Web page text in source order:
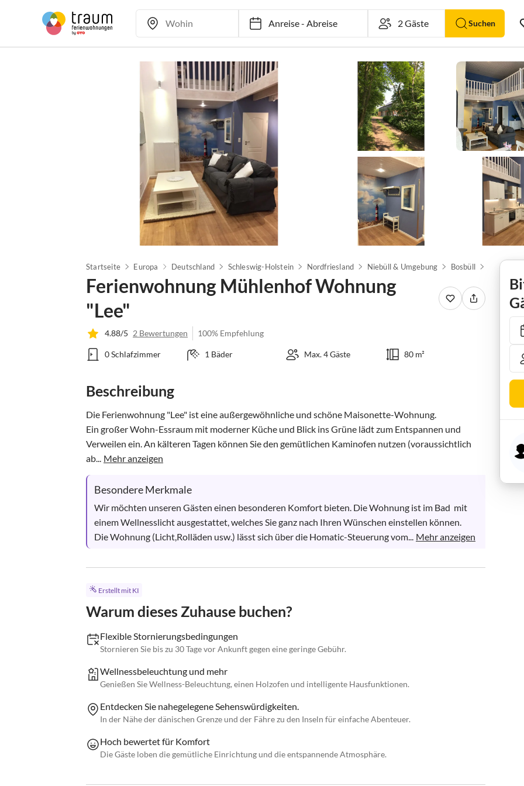
Anreise-Abreise Suchen
Startseite Europa Deutschland Schleswig-Holstein Nordfriesland Niebüll & Umgebung Bosbüll
Ferienwohnung Mühlenhof Wohnung
"Lee"
4.88/5 2 Bewertungen 100% Empfehlung
0 Schlafzimmer 1 Bäder Max. 4 Gäste 80 m²
Beschreibung
Die Ferienwohnung "Lee" ist eine außergewöhnliche und schöne Maisonette-Wohnung.
Ein großer Wohn-Essraum mit moderner Küche und Blick ins Grüne lädt zum Entspannen und
Verweilen ein. An kälteren Tagen können Sie den gemütlichen Kaminofen nutzen (voraussichtlich
ab... Mehr anzeigen
Besondere Merkmale
Wir möchten unseren Gästen einen besonderen Komfort bieten. Die Wohnung ist im Bad  mit
einem Wellnesslicht ausgestattet, welches Sie ganz nach Ihren Wünschen einstellen können.
Die Wohnung (Licht,Rolläden usw.) lässt sich über die Homatic-Steuerung vom... Mehr anzeigen
Erstellt mit KI
Warum dieses Zuhause buchen?
Flexible Stornierungsbedingungen
Stornieren Sie bis zu 30 Tage vor Ankunft gegen eine geringe Gebühr.
Wellnessbeleuchtung und mehr
Genießen Sie Wellness-Beleuchtung, einen Holzofen und intelligente Hausfunktionen.
Entdecken Sie nahegelegene Sehenswürdigkeiten.
In der Nähe der dänischen Grenze und der Fähre zu den Inseln für einfache Abenteuer.
Hoch bewertet für Komfort
Die Gäste loben die gemütliche Einrichtung und die entspannende Atmosphäre.